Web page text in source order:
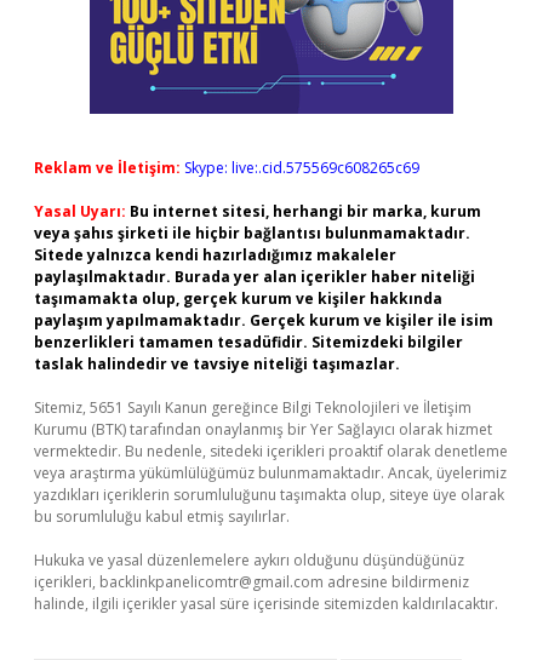
Reklam ve İletişim: Skype: live:.cid.575569c608265c69
Yasal Uyarı: Bu internet sitesi, herhangi bir marka, kurum
veya şahıs şirketi ile hiçbir bağlantısı bulunmamaktadır.
Sitede yalnızca kendi hazırladığımız makaleler
paylaşılmaktadır. Burada yer alan içerikler haber niteliği
taşımamakta olup, gerçek kurum ve kişiler hakkında
paylaşım yapılmamaktadır. Gerçek kurum ve kişiler ile isim
benzerlikleri tamamen tesadüfidir. Sitemizdeki bilgiler
taslak halindedir ve tavsiye niteliği taşımazlar.
Sitemiz, 5651 Sayılı Kanun gereğince Bilgi Teknolojileri ve İletişim
Kurumu (BTK) tarafından onaylanmış bir Yer Sağlayıcı olarak hizmet
vermektedir. Bu nedenle, sitedeki içerikleri proaktif olarak denetleme
veya araştırma yükümlülüğümüz bulunmamaktadır. Ancak, üyelerimiz
yazdıkları içeriklerin sorumluluğunu taşımakta olup, siteye üye olarak
bu sorumluluğu kabul etmiş sayılırlar.
Hukuka ve yasal düzenlemelere aykırı olduğunu düşündüğünüz
içerikleri, backlinkpanelicomtr@gmail.com adresine bildirmeniz
halinde, ilgili içerikler yasal süre içerisinde sitemizden kaldırılacaktır.